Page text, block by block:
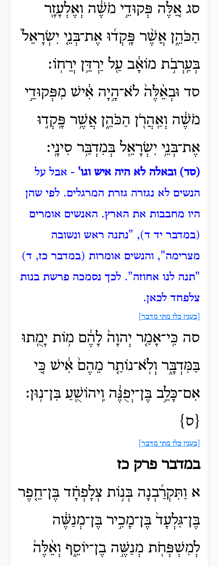
סג אֵ֚לֶּה פְּקוּדֵ֣י מֹשֶׁ֔ה וְאֶלְעָזָ֖ר
הַכֹּהֵ֑ן אֲשֶׁ֨ר פָּֽקְד֜וּ אֶת־בְּנֵ֤י יִשְׂרָאֵל֙
בְּעַֽרְבֹ֣ת מוֹאָ֔ב עַ֖ל יַרְדֵּ֥ן יְרֵחֽוֹ׃
סד וּבְאֵ֨לֶּה֙ לֹא־הָ֣יָה אִ֔ישׁ מִפְּקוּדֵ֣י
מֹשֶׁ֔ה וְאַֽהֲרֹ֖ן הַכֹּהֵ֑ן אֲשֶׁ֥ר פָּֽקְד֛וּ
אֶת־בְּנֵ֥י יִשְׂרָאֵ֖ל בְּמִדְבַּ֥ר סִינָֽי׃
(סד) ובאלה לא היה איש וגו' - אבל על
הנשים לא נגזרה גזרת המרגלים. לפי שהן
היו מחבבות את הארץ. האנשים אומרים
(במדבר יד ד), "נתנה ראש ונשובה
מצרימה", והנשים אומרות (במדבר כז, ד)
"תנה לנו אחוזה". לכך נסמכה פרשת בנות
צלפחד לכאן.
[בענין כלו מתי מדבר]
סה כִּֽי־אָמַ֤ר יְהוָה֙ לָהֶ֔ם מ֥וֹת יָמֻ֖תוּ
בַּמִּדְבָּ֑ר וְלֹֽא־נוֹתַ֤ר מֵהֶם֙ אִ֔ישׁ כִּ֚י
אִם־כָּלֵ֣ב בֶּן־יְפֻנֶּ֔ה וִֽיהוֹשֻׁ֖עַ בִּן־נֽוּן׃
{ס}
[בענין כלו מתי מדבר]
במדבר פרק כז
א וַתִּקְרַ֜בְנָה בְּנ֣וֹת צְלָפְחָ֗ד בֶּן־חֵ֤פֶר
בֶּן־גִּלְעָד֙ בֶּן־מָכִ֣יר בֶּן־מְנַשֶּׁ֔ה
לְמִשְׁפְּחֹ֖ת מְנַשֶּׁ֣ה בֶן־יוֹסֵ֑ף וְאֵ֨לֶּה֙